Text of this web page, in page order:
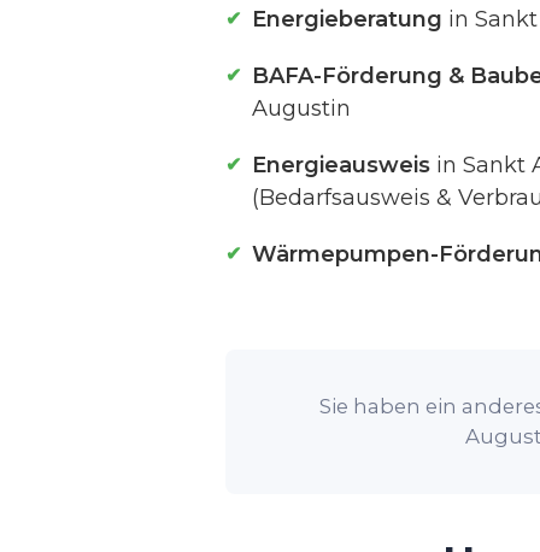
Energieberatung in
BAFA-Förderung &
Augustin
Energieausweis in Sankt
(Bedarfsausweis &
Wärmepumpen-
Sie haben ein